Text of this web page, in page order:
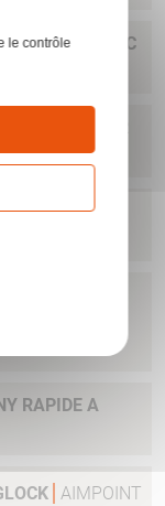
SAFARI AVEC
ET VIS POUR
- AVEC
RAPIDE A
AIMPOINT
le contrôle